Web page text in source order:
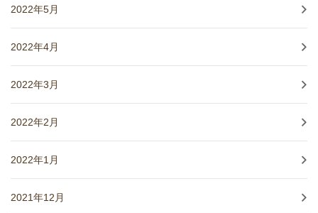
2022年5月
2022年4月
2022年3月
2022年2月
2022年1月
2021年12月